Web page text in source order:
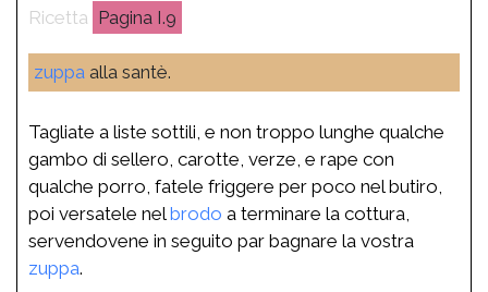
I.9
zuppa alla santè.
Tagliate a liste sottili, e non troppo lunghe qualche
gambo di sellero, carotte, verze, e rape con
qualche porro, fatele friggere per poco nel butiro,
poi versatele nelbrodo a terminare la cottura,
servendovene in seguito par bagnare la vostra
zuppa.